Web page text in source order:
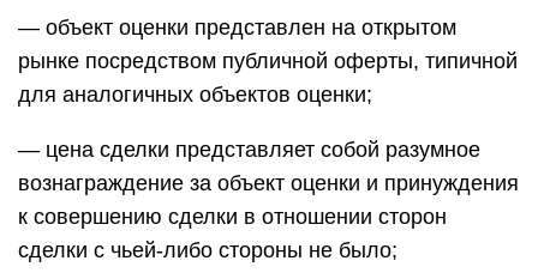
— объект оценки представлен на открытом
рынке посредством публичной оферты, типичной
для аналогичных объектов оценки;
— цена сделки представляет собой разумное
вознаграждение за объект оценки и принуждения
к совершению сделки в отношении сторон
сделки с чьей-либо стороны не было;